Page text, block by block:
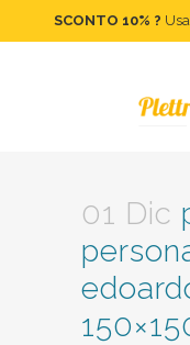
SCONTO 10% ?
01 Dic